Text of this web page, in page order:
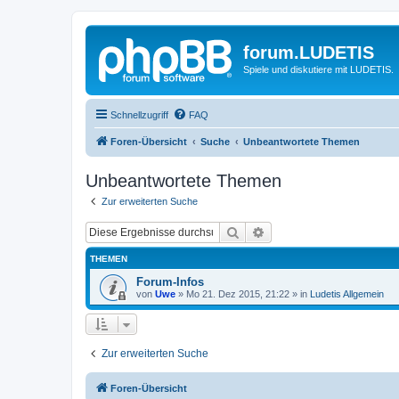
forum.LUDETIS
Spiele und diskutiere mit LUDETIS.
Schnellzugriff FAQ
Foren-Übersicht Suche Unbeantwortete Themen
Unbeantwortete Themen
Zur erweiterten Suche
Suche
THEMEN
Forum-Infos
von Uwe » Mo 21. Dez 2015, 21:22 » in Ludetis Allgemein
Zur erweiterten Suche
Foren-Übersicht